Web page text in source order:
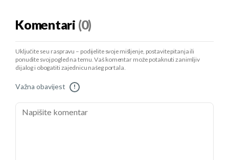
Komentari (0)
Uključite se u raspravu – podijelite svoje mišljenje, postavite pitanja ili
ponudite svoj pogled na temu. Vaš komentar može potaknuti zanimljiv
dijalog i obogatiti zajednicu našeg portala.
Važna obavijest !